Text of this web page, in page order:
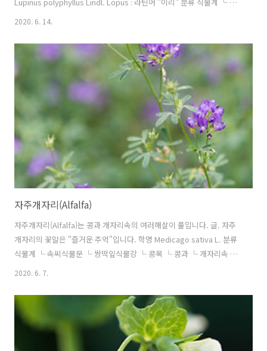
씨식물문 └ 쌍떡잎식물강 └ 콩목 └ 콩과 └ 루피너스속 └ 루피너스
leaved lupine, many-leaved lupine, blue-pod lupine, garden
lupin 원산지 북아메리카
2020. 6. 14.
자주개자리(Alfalfa)
자주개자리(Alfalfa)는 콩과 개자리속의 여러해살이 풀입니다. 글. 자주
개자리의 꽃말은 "즐거운 추억"입니다. 학명 Medicago sativa L. 분류
식물계 └ 속씨식물문 └ 쌍떡잎식물강 └ 콩목 └ 콩과 └ 개자리속 └
자주개자리 다른이름 자주개자리, 알팔파, 앨팰퍼, 목숙, 자주꽃개자리,
2020. 6. 7.